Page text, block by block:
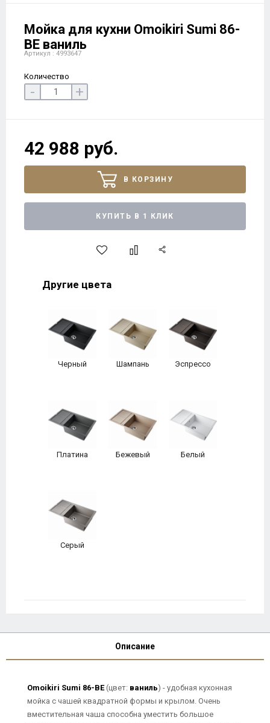
Мойка для кухни Omoikiri Sumi 86-
BE ваниль
Артикул : 4993647
Количество
- +
42 988 руб.
В КОРЗИНУ
КУПИТЬ В 1 КЛИК
Другие цвета
Черный Шампань Эспрессо
Платина Бежевый Белый
Серый
Описание
Omoikiri Sumi 86-BE(цвет: ваниль) - удобная кухонная
мойка с чашей квадратной формы и крылом. Очень
вместительная чаша способна уместить большое